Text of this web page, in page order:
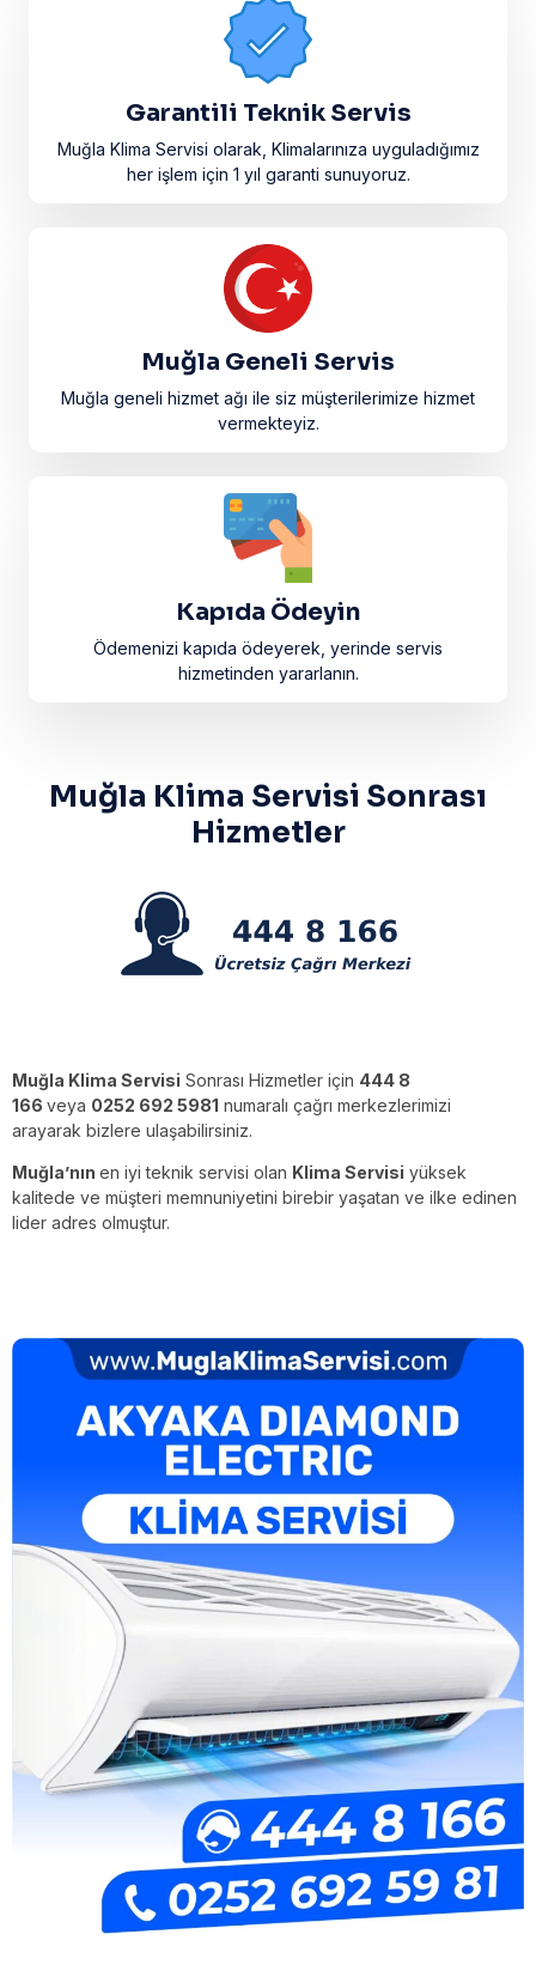
Garantili Teknik Servis
Muğla Klima Servisi olarak, Klimalarınıza uyguladığımız
her işlem için 1 yıl garanti sunuyoruz.
Muğla Geneli Servis
Muğla geneli hizmet ağı ile siz müşterilerimize hizmet
vermekteyiz.
Kapıda Ödeyin
Ödemenizi kapıda ödeyerek, yerinde servis
hizmetinden yararlanın.
Muğla Klima Servisi Sonrası
Hizmetler
Muğla Klima Servisi Sonrası Hizmetler için 444 8
166 veya 0252 692 5981 numaralı çağrı merkezlerimizi
arayarak bizlere ulaşabilirsiniz.
Muğla’nın en iyi teknik servisi olan Klima Servisi yüksek
kalitede ve müşteri memnuniyetini birebir yaşatan ve ilke edinen
lider adres olmuştur.